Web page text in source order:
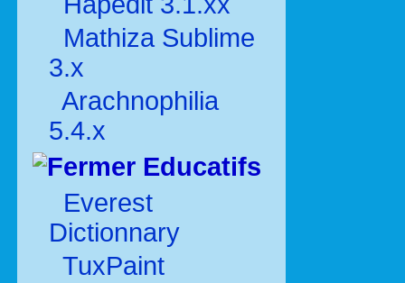
Mathiza Sublime
3.x
Arachnophilia
5.4.x
Educatifs
Everest
Dictionnary
TuxPaint